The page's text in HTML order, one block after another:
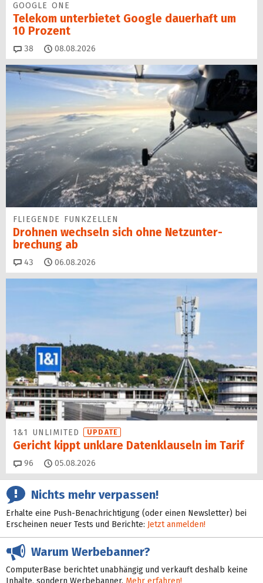
GOOGLE ONE
Telekom unterbietet Google dauerhaft um
10 Prozent
38 Kommentare
08.08.2026
FLIEGENDE FUNKZELLEN
Drohnen wechseln sich ohne Netz­unter­
brechung ab
43 Kommentare
06.08.2026
1&1 UNLIMITED UPDATE
Gericht kippt unklare Datenklauseln im Tarif
96 Kommentare
05.08.2026
Nichts mehr verpassen!
Erhalte eine Push-Benachrichtigung (oder einen Newsletter) bei
Erscheinen neuer Tests und Berichte: Jetzt anmelden!
Warum Werbebanner?
ComputerBase berichtet unabhängig und verkauft deshalb keine